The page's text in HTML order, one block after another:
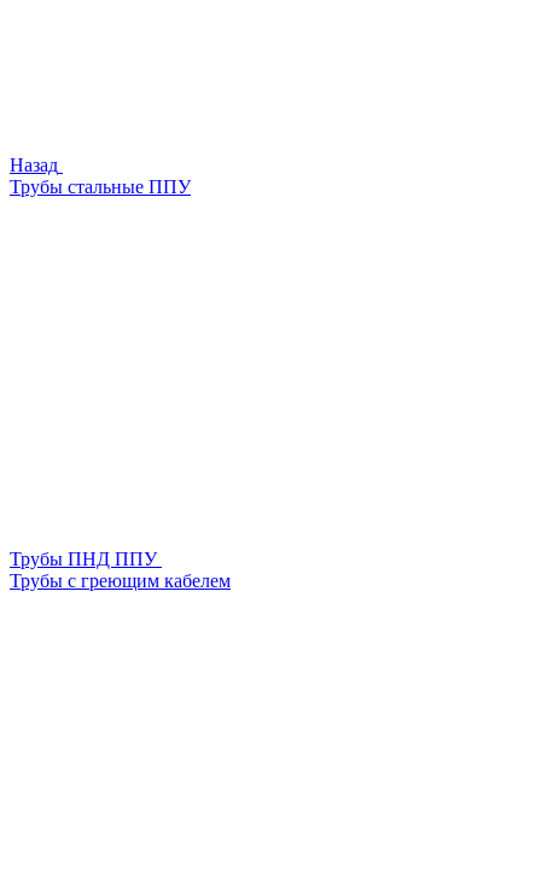
Назад
Трубы стальные ППУ
Трубы ПНД ППУ
Трубы с греющим кабелем